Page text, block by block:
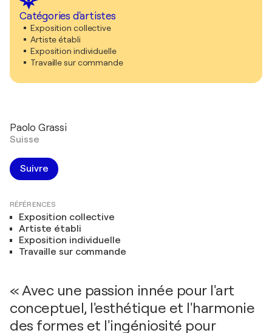
Catégories d'artistes
Exposition collective
Artiste établi
Exposition individuelle
Travaille sur commande
Paolo Grassi
Suisse
Suivre
RÉFÉRENCES
Exposition collective
Artiste établi
Exposition individuelle
Travaille sur commande
« Avec une passion innée pour l'art
conceptuel, l'esthétique et l'harmonie
des formes et l'ingéniosité pour